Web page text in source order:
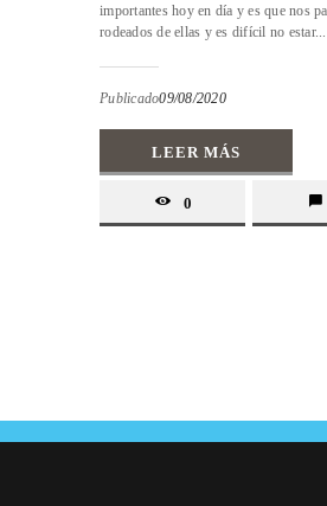
importantes hoy en día y es que nos
rodeados de ellas y es difícil no estar...
Publicado09/08/2020
LEER MÁS
0